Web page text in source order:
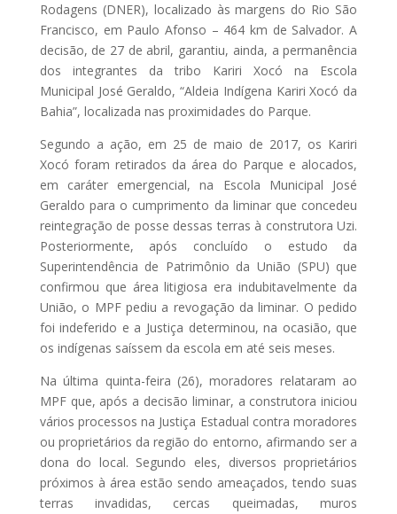
Rodagens (DNER), localizado às margens do Rio São
Francisco, em Paulo Afonso – 464 km de Salvador. A
decisão, de 27 de abril, garantiu, ainda, a permanência
dos integrantes da tribo Kariri Xocó na Escola
Municipal José Geraldo, “Aldeia Indígena Kariri Xocó da
Bahia”, localizada nas proximidades do Parque.
Segundo a ação, em 25 de maio de 2017, os Kariri
Xocó foram retirados da área do Parque e alocados,
em caráter emergencial, na Escola Municipal José
Geraldo para o cumprimento da liminar que concedeu
reintegração de posse dessas terras à construtora Uzi.
Posteriormente, após concluído o estudo da
Superintendência de Patrimônio da União (SPU) que
confirmou que área litigiosa era indubitavelmente da
União, o MPF pediu a revogação da liminar. O pedido
foi indeferido e a Justiça determinou, na ocasião, que
os indígenas saíssem da escola em até seis meses.
Na última quinta-feira (26), moradores relataram ao
MPF que, após a decisão liminar, a construtora iniciou
vários processos na Justiça Estadual contra moradores
ou proprietários da região do entorno, afirmando ser a
dona do local. Segundo eles, diversos proprietários
próximos à área estão sendo ameaçados, tendo suas
terras invadidas, cercas queimadas, muros